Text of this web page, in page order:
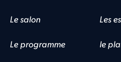
Le salon Les
Le programme le